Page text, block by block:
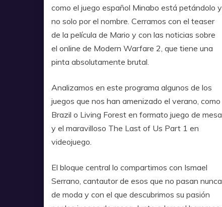
como el juego español Minabo está petándolo y
no solo por el nombre. Cerramos con el teaser
de la película de Mario y con las noticias sobre
el online de Modern Warfare 2, que tiene una
pinta absolutamente brutal.
Analizamos en este programa algunos de los
juegos que nos han amenizado el verano, como
Brazil o Living Forest en formato juego de mesa
y el maravilloso The Last of Us Part 1 en
videojuego.
El bloque central lo compartimos con Ismael
Serrano, cantautor de esos que no pasan nunca
de moda y con el que descubrimos su pasión